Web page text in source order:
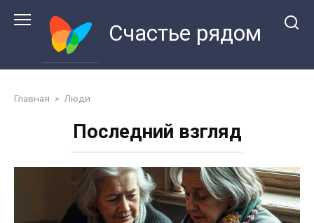
Счастье рядом
Главная » Люди
Последний взгляд